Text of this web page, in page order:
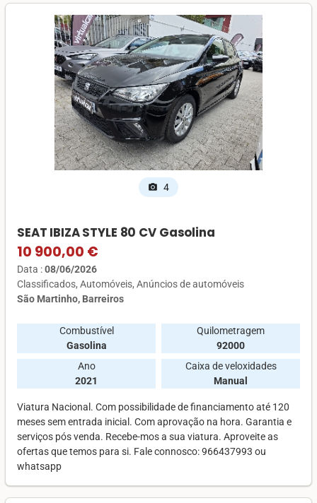
photo_camera 4
SEAT IBIZA STYLE 80 CV Gasolina
10 900,00 €
Data :08/06/2026
Classificados Automóveis Anúncios de automóveis
São Martinho, Barreiros
Combustível
Gasolina
Quilometragem
92000
Ano
2021
Caixa de veloxidades
Manual
Viatura Nacional. Com possibilidade de financiamento até 120
meses sem entrada inicial. Com aprovação na hora. Garantia e
serviços pós venda. Recebe-mos a sua viatura. Aproveite as
ofertas que temos para si. Fale connosco: 966437993 ou
whatsapp